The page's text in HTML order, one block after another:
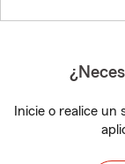
Inicie o realice